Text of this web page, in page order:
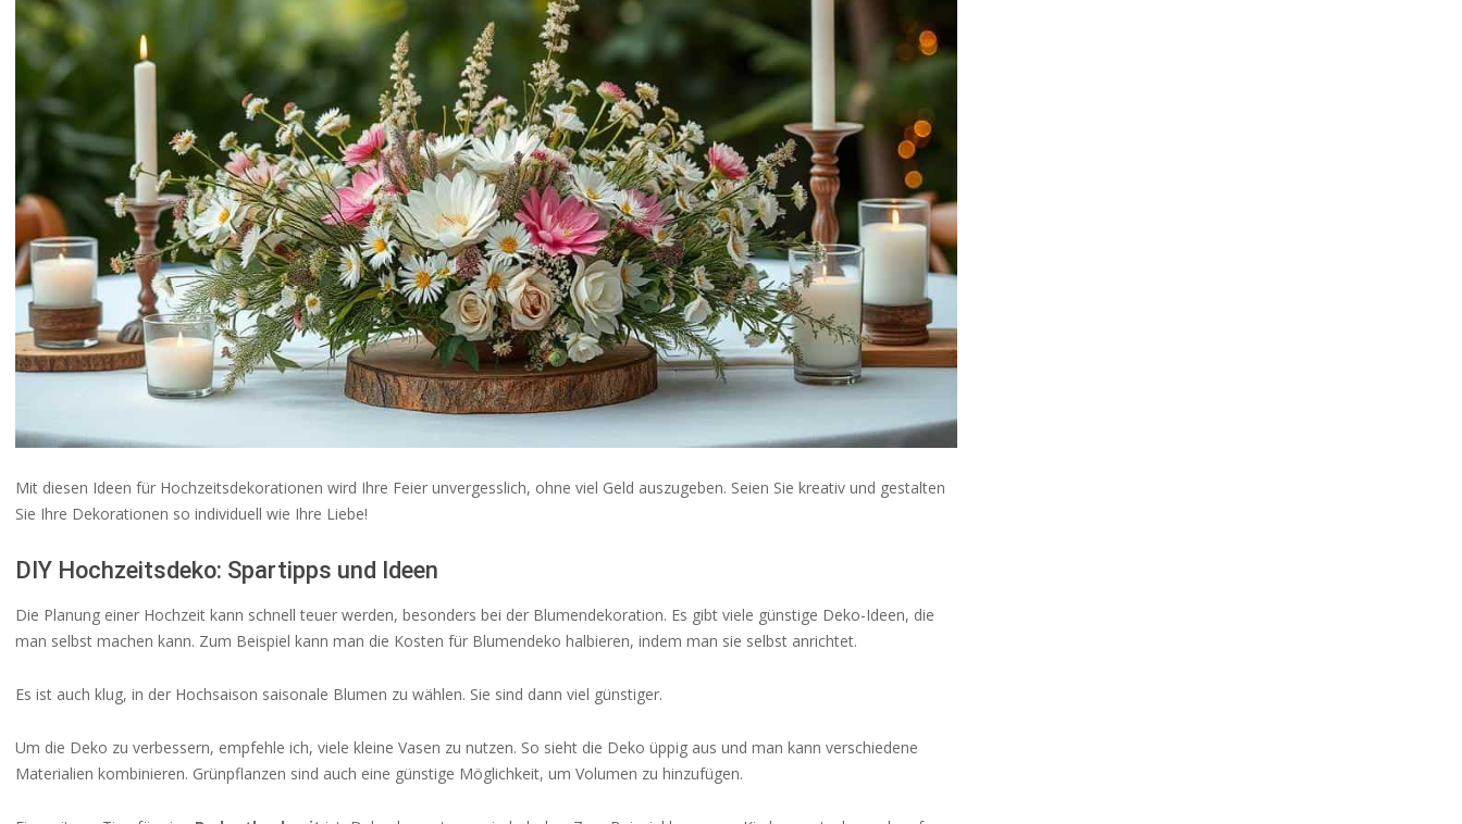
Mit diesen Ideen für Hochzeitsdekorationen wird Ihre Feier unvergesslich, ohne viel Geld auszugeben. Seien Sie kreativ und gestalten
Sie Ihre Dekorationen so individuell wie Ihre Liebe!
DIY Hochzeitsdeko: Spartipps und Ideen
Die Planung einer Hochzeit kann schnell teuer werden, besonders bei der Blumendekoration. Es gibt viele günstige Deko-Ideen, die
man selbst machen kann. Zum Beispiel kann man die Kosten für Blumendeko halbieren, indem man sie selbst anrichtet.
Es ist auch klug, in der Hochsaison saisonale Blumen zu wählen. Sie sind dann viel günstiger.
Um die Deko zu verbessern, empfehle ich, viele kleine Vasen zu nutzen. So sieht die Deko üppig aus und man kann verschiedene
Materialien kombinieren. Grünpflanzen sind auch eine günstige Möglichkeit, um Volumen zu hinzufügen.